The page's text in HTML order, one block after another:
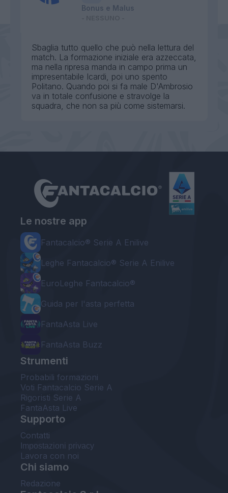
Bonus e Malus
Sbaglia tutto quello che può nella lettura del
match. La formazione iniziale era azzeccata,
ma nella ripresa manda in campo prima un
impresentabile Icardi, poi uno spento
Politano. Quando poi si fa male D'Ambrosio
va in totale confusione e stravolge la
squadra, che non sa più come sistemarsi.
Le nostre app
Fantacalcio® Serie A Enilive
Leghe Fantacalcio® Serie A Enilive
EuroLeghe Fantacalcio®
Guida per l'asta perfetta
FantaAsta Live
FantaAsta Buzz
Strumenti
Probabili formazioni
Voti Fantacalcio Serie A
Rigoristi Serie A
FantaAsta Live
Supporto
Contatti
Impostazioni privacy
Lavora con noi
Chi siamo
Redazione